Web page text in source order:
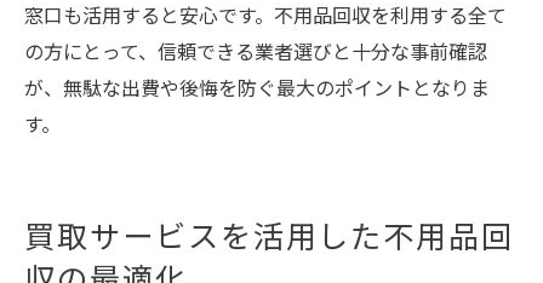
窓口も活用すると安心です。不用品回収を利用する全て
の方にとって、信頼できる業者選びと十分な事前確認
が、無駄な出費や後悔を防ぐ最大のポイントとなりま
す。
買取サービスを活用した不用品回